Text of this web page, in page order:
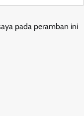
pada peramban ini